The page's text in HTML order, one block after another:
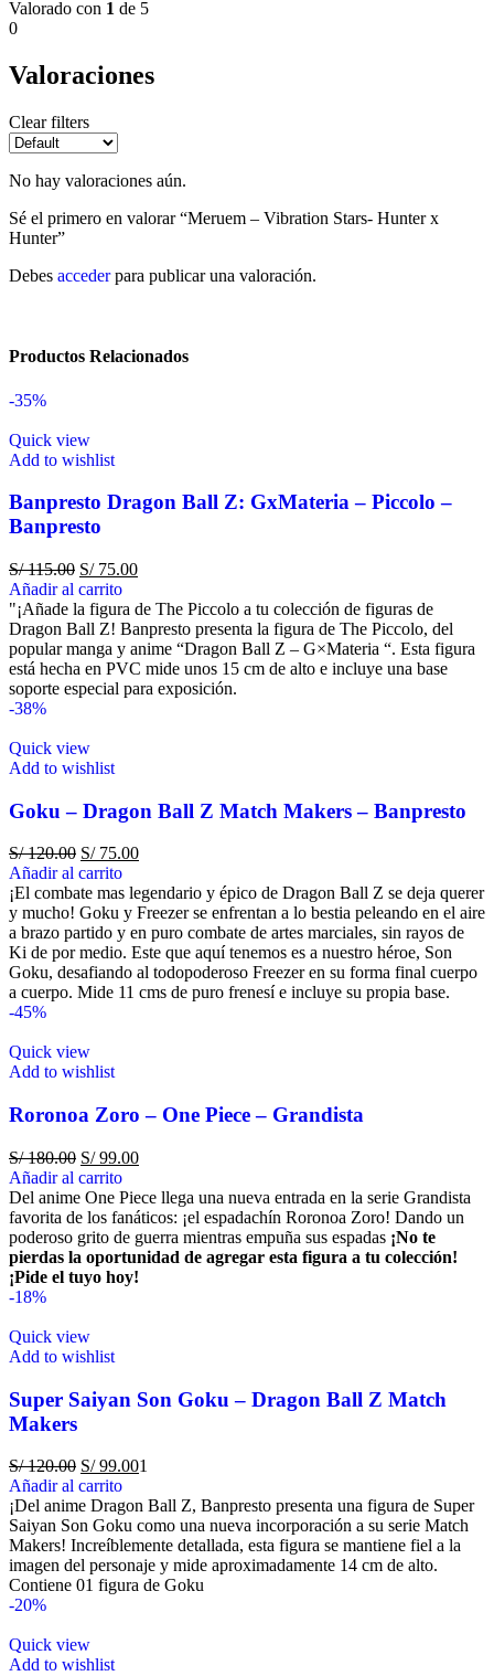
Valorado con 1 de 5
0
Valoraciones
Clear filters
No hay valoraciones aún.
Sé el primero en valorar “Meruem – Vibration Stars- Hunter x
Hunter”
Debes accederpara publicar una valoración.
Productos Relacionados
-35%
Quick view
Add to wishlist
Banpresto Dragon Ball Z: GxMateria – Piccolo –
Banpresto
S/115.00 S/75.00
Añadir al carrito
"¡Añade la figura de The Piccolo a tu colección de figuras de
Dragon Ball Z! Banpresto presenta la figura de The Piccolo, del
popular manga y anime “Dragon Ball Z – G×Materia “. Esta figura
está hecha en PVC mide unos 15 cm de alto e incluye una base
soporte especial para exposición.
-38%
Quick view
Add to wishlist
Goku – Dragon Ball Z Match Makers – Banpresto
S/120.00 S/75.00
Añadir al carrito
¡El combate mas legendario y épico de Dragon Ball Z se deja querer
y mucho! Goku y Freezer se enfrentan a lo bestia peleando en el aire
a brazo partido y en puro combate de artes marciales, sin rayos de
Ki de por medio. Este que aquí tenemos es a nuestro héroe, Son
Goku, desafiando al todopoderoso Freezer en su forma final cuerpo
a cuerpo. Mide 11 cms de puro frenesí e incluye su propia base.
-45%
Quick view
Add to wishlist
Roronoa Zoro – One Piece – Grandista
S/180.00 S/99.00
Añadir al carrito
Del anime One Piece llega una nueva entrada en la serie Grandista
favorita de los fanáticos: ¡el espadachín Roronoa Zoro! Dando un
poderoso grito de guerra mientras empuña sus espadas ¡No te
pierdas la oportunidad de agregar esta figura a tu colección!
¡Pide el tuyo hoy!
-18%
Quick view
Add to wishlist
Super Saiyan Son Goku – Dragon Ball Z Match
Makers
S/120.00 S/99.001
Añadir al carrito
¡Del anime Dragon Ball Z, Banpresto presenta una figura de Super
Saiyan Son Goku como una nueva incorporación a su serie Match
Makers! Increíblemente detallada, esta figura se mantiene fiel a la
imagen del personaje y mide aproximadamente 14 cm de alto.
Contiene 01 figura de Goku
-20%
Quick view
Add to wishlist